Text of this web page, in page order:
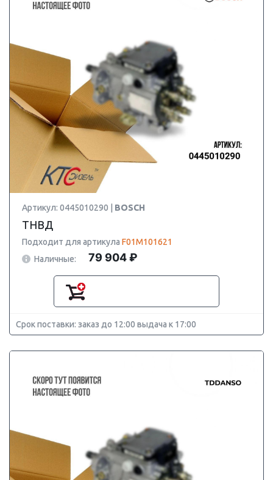
Артикул: 0445010290 | BOSCH
ТНВД
Подходит для артикула F01M101621
Наличные:
79 904 ₽
Срок поставки: заказ до 12:00 выдача к 17:00